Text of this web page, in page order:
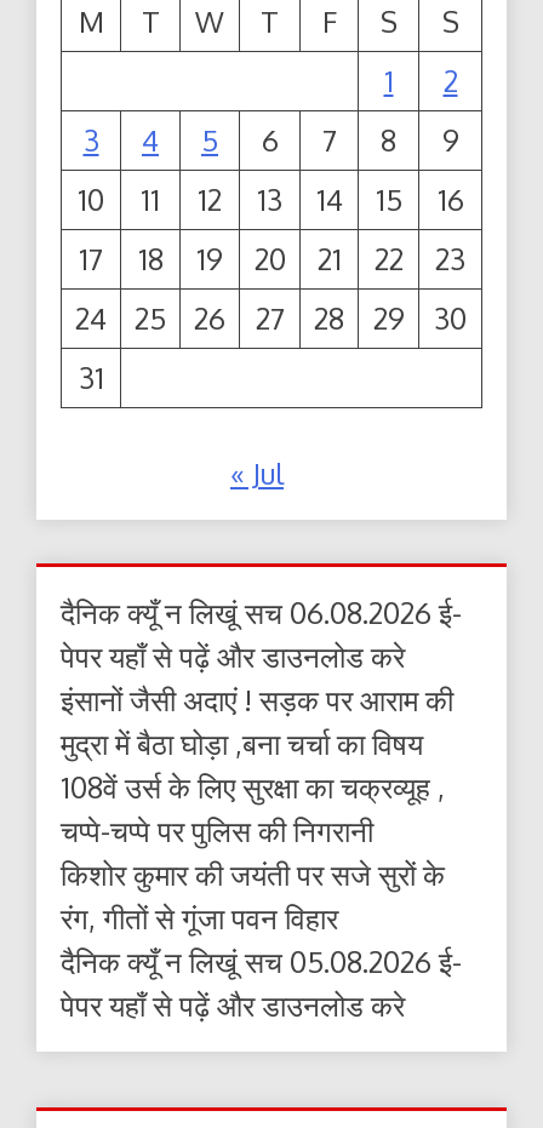
M
T W T F S
S
1
2
3
4 5 6 7 8
9
10
11 12 13 14 15
16
17
18 19 20 21 22
23
24
25 26 27 28 29
30
31
« Jul
दैनिक क्यूँ न लिखूं सच 06.08.2026 ई-
पेपर यहाँ से पढ़ें और डाउनलोड करे
इंसानों जैसी अदाएं ! सड़क पर आराम की
मुद्रा में बैठा घोड़ा ,बना चर्चा का विषय
108वें उर्स के लिए सुरक्षा का चक्रव्यूह ,
चप्पे-चप्पे पर पुलिस की निगरानी
किशोर कुमार की जयंती पर सजे सुरों के
रंग, गीतों से गूंजा पवन विहार
दैनिक क्यूँ न लिखूं सच 05.08.2026 ई-
पेपर यहाँ से पढ़ें और डाउनलोड करे